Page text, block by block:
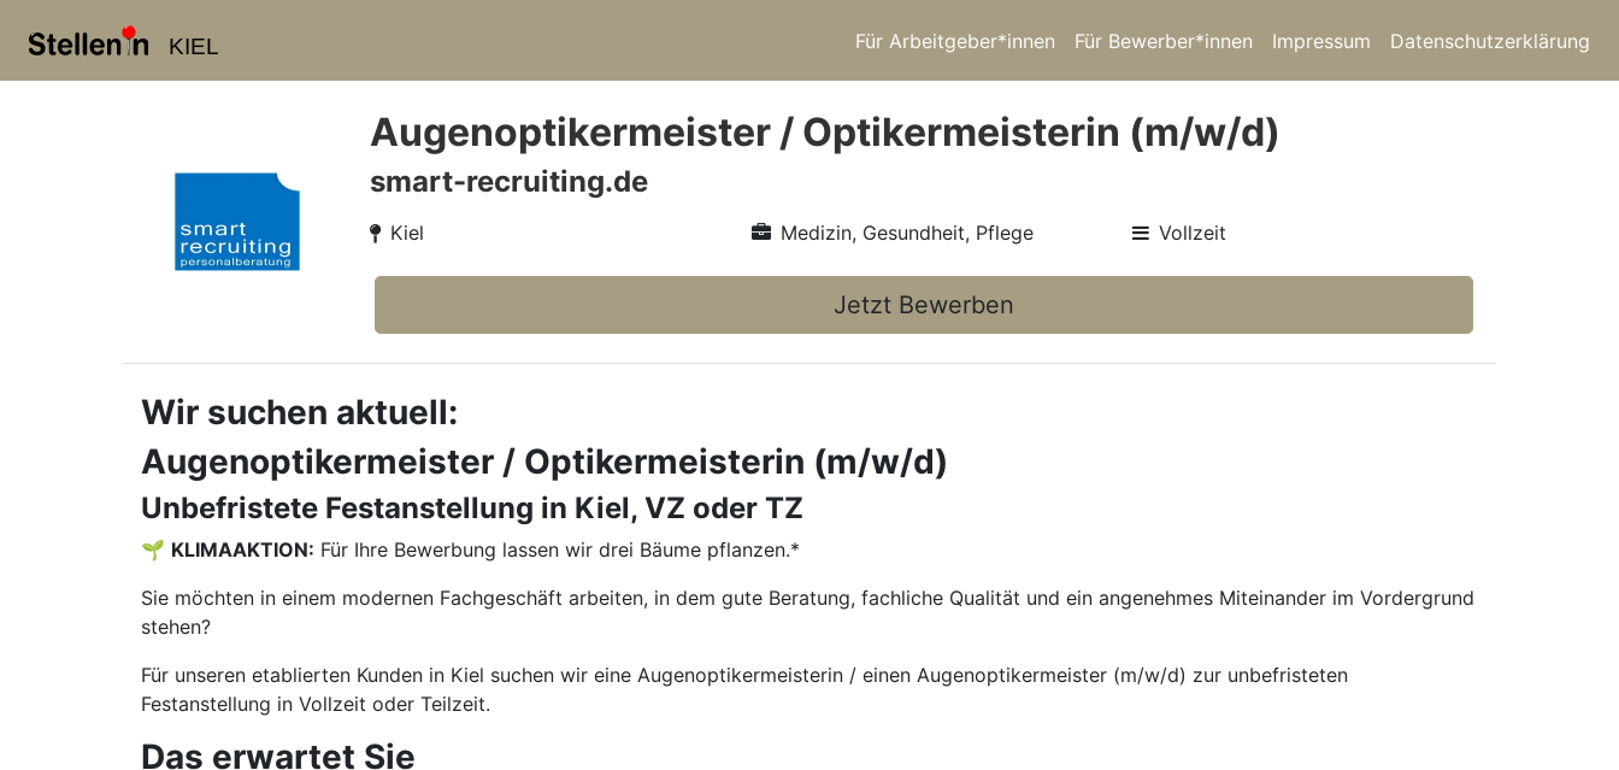
KIEL Für Arbeitgeber*innen Für Bewerber*innen Impressum Datenschutzerklärung
Augenoptikermeister / Optikermeisterin (m/w/d)
smart-recruiting.de
Kiel Medizin, Gesundheit, Pflege Vollzeit
Jetzt Bewerben
Wir suchen aktuell:
Augenoptikermeister / Optikermeisterin (m/w/d)
Unbefristete Festanstellung in Kiel, VZ oder TZ
🌱 KLIMAAKTION: Für Ihre Bewerbung lassen wir drei Bäume pflanzen.*
Sie möchten in einem modernen Fachgeschäft arbeiten, in dem gute Beratung, fachliche Qualität und ein angenehmes Miteinander im Vordergrund
stehen?
Für unseren etablierten Kunden in Kiel suchen wir eine Augenoptikermeisterin / einen Augenoptikermeister (m/w/d) zur unbefristeten
Festanstellung in Vollzeit oder Teilzeit.
Das erwartet Sie